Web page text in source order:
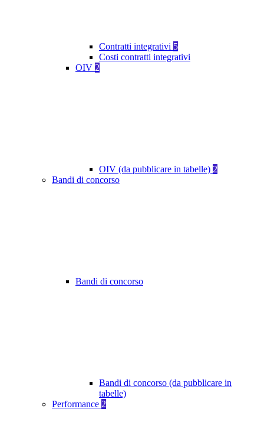
Contratti integrativi 5
Costi contratti integrativi
OIV 2
OIV (da pubblicare in tabelle) 2
Bandi di concorso
Bandi di concorso
Bandi di concorso (da pubblicare in
tabelle)
Performance 2